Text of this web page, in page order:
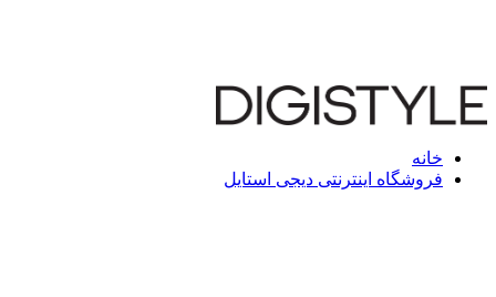
خانه
فروشگاه اینترنتی دیجی استایل